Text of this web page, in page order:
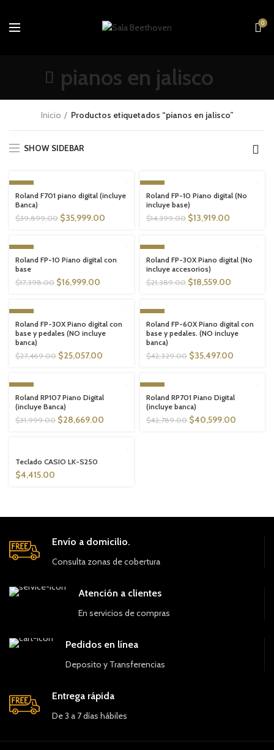
0
pianos en jalisco
Inicio Productos etiquetados “pianos en jalisco”
SHOW SIDEBAR
-10%
SOLD OUT
DESTACADO
Roland F701 piano digital (incluye
Banca)
$39,899.00 $35,999.00
-3%
SOLD OUT
DESTACADO
Roland FP-10 Piano digital (No
incluye base)
$14,399.00 $13,919.00
-2%
SOLD OUT
DESTACADO
Roland FP-10 Piano digital con
base
$17,398.00 $16,999.00
-13%
SOLD OUT
DESTACADO
Roland FP-30X Piano digital (No
incluye accesorios)
$21,389.00 $18,559.00
-9%
SOLD OUT
DESTACADO
Roland FP-30X Piano digital con
base y pedales (NO incluye
banca)
$27,469.00 $25,057.00
-16%
SOLD OUT
DESTACADO
Roland FP-60X Piano digital con
base y pedales. (NO incluye
banca)
$42,329.00 $35,497.00
-10%
SOLD OUT
DESTACADO
Roland RP107 Piano Digital
(incluye Banca)
$31,999.00 $28,669.00
-5%
SOLD OUT
DESTACADO
Roland RP701 Piano Digital
(incluye banca)
$42,789.00 $40,599.00
Teclado CASIO LK-S250
$4,415.00
Envío a domicilio.
Consulta zonas de cobertura
Atención a clientes
En servicios de compras
Pedidos en línea
Deposito y Transferencias
Entrega rápida
De 3 a 7 días hábiles